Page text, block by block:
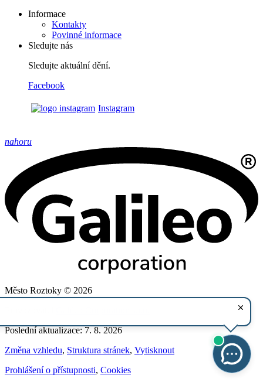
Informace
Kontakty
Povinné informace
Sledujte nás
Sledujte aktuální dění.
Facebook
Instagram
nahoru
Město Roztoky © 2026
Poslední aktualizace: 7. 8. 2026
Změna vzhledu, Struktura stránek, Vytisknout
Prohlášení o přístupnosti, Cookies